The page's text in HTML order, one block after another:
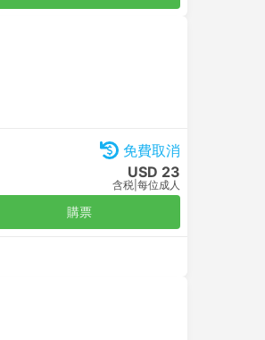
免費取消
USD 23
含税 每位成人
購票